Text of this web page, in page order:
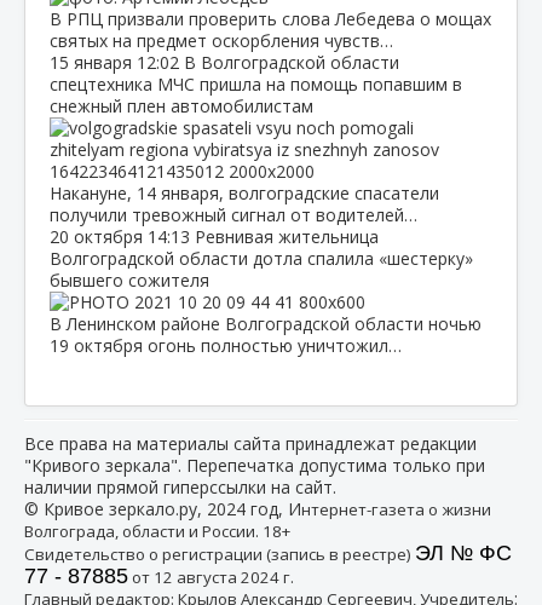
В РПЦ призвали проверить слова Лебедева о мощах
святых на предмет оскорбления чувств…
15 января 12:02 В Волгоградской области
спецтехника МЧС пришла на помощь попавшим в
снежный плен автомобилистам
Накануне, 14 января, волгоградские спасатели
получили тревожный сигнал от водителей…
20 октября 14:13 Ревнивая жительница
Волгоградской области дотла спалила «шестерку»
бывшего сожителя
В Ленинском районе Волгоградской области ночью
19 октября огонь полностью уничтожил…
Все права на материалы сайта принадлежат редакции
"Кривого зеркала". Перепечатка допустима только при
наличии прямой гиперссылки на сайт.
© Кривое зеркало.ру, 2024 год, Интернет-газета о жизни
Волгограда, области и России. 18+
Свидетельство о регистрации (запись в реестре) ЭЛ № ФС
77 - 87885от 12 августа 2024 г.
Главный редактор: Крылов Александр Сергеевич, Учредитель: